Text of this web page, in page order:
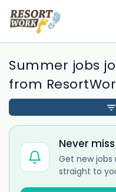
Summer jobs
from
Never
Get new
straight to